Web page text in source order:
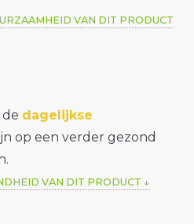
VAN DIT PRODUCT
dagelijkse
op een verder gezond
VAN DIT PRODUCT